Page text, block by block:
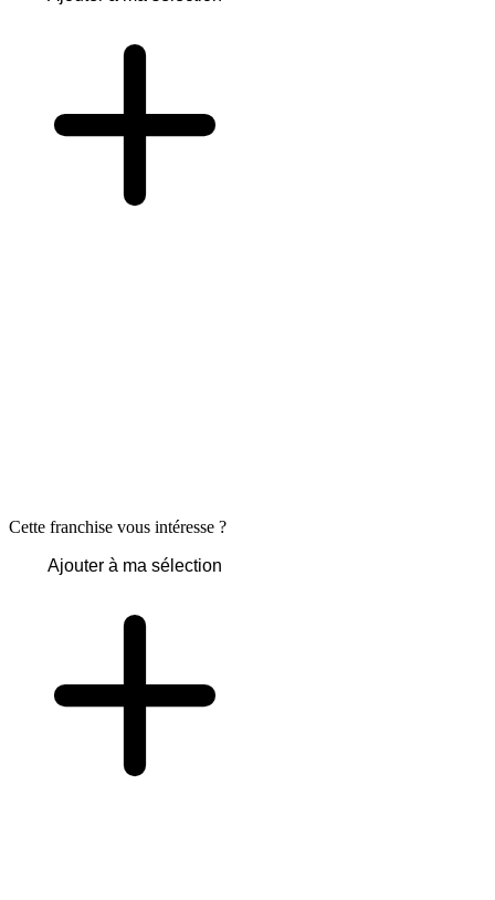
Cette franchise vous intéresse ?
Ajouter à ma sélection